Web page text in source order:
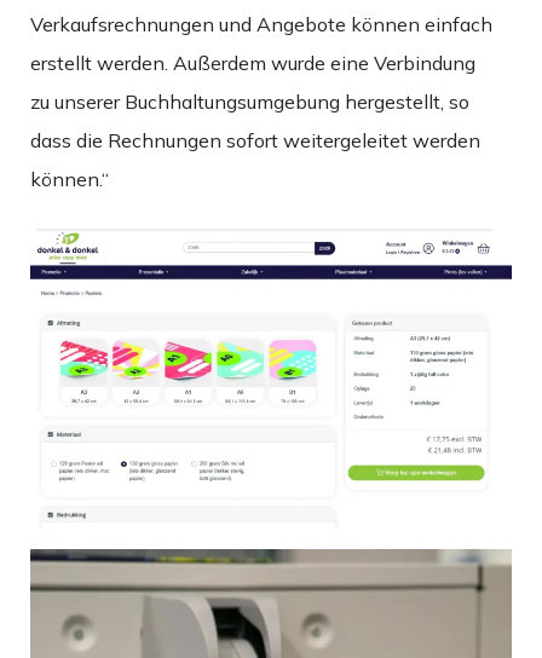
Verkaufsrechnungen und Angebote können einfach
erstellt werden. Außerdem wurde eine Verbindung
zu unserer Buchhaltungsumgebung hergestellt, so
dass die Rechnungen sofort weitergeleitet werden
können.“